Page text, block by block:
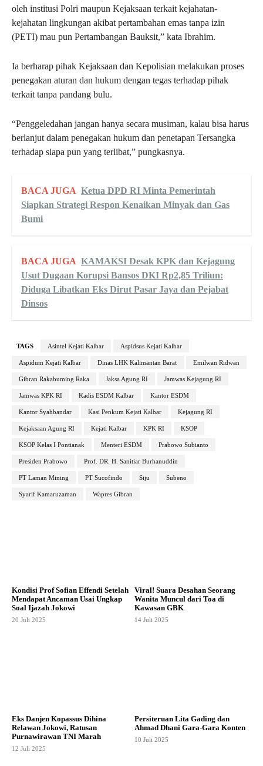
oleh institusi Polri maupun Kejaksaan terkait kejahatan-
kejahatan lingkungan akibat pertambahan emas tanpa izin
(PETI) mau pun Pertambangan Bauksit,” kata Ibrahim.
Ia berharap pihak Kejaksaan dan Kepolisian melakukan proses
penegakan aturan dan hukum dengan tegas terhadap pihak
terkait tanpa pandang bulu.
“Penggeledahan jangan hanya secara musiman, kalau bisa harus
berlanjut dalam penegakan hukum dan penetapan Tersangka
terhadap siapa pun yang terlibat,” pungkasnya.
BACA JUGA Ketua DPD RI Minta Pemerintah
Siapkan Strategi Respon Kenaikan Minyak dan Gas
Bumi
BACA JUGA KAMAKSI Desak KPK dan Kejagung
Usut Dugaan Korupsi Bansos DKI Rp2,85 Triliun:
Diduga Libatkan Eks Dirut Pasar Jaya dan Pejabat
Dinsos
TAGS Asintel Kejati Kalbar Aspidsus Kejati Kalbar
Aspidum Kejati Kalbar Dinas LHK Kalimantan Barat Emilwan Ridwan
Gibran Rakabuming Raka Jaksa Agung RI Jamwas Kejagung RI
Jamwas KPK RI Kadis ESDM Kalbar Kantor ESDM
Kantor Syahbandar Kasi Penkum Kejati Kalbar Kejagung RI
Kejaksaan Agung RI Kejati Kalbar KPK RI KSOP
KSOP Kelas I Pontianak Menteri ESDM Prabowo Subianto
Presiden Prabowo Prof. DR. H. Sanitiar Burhanuddin
PT Laman Mining PT Sucofindo Siju Subeno
Syarif Kamaruzaman Wapres Gibran
Kondisi Prof Sofian Effendi Setelah
Mendapat Ancaman Usai Ungkap
Soal Ijazah Jokowi
20 Juli 2025
Viral! Suara Desahan Seorang
Wanita Muncul dari Toa di
Kawasan GBK
14 Juli 2025
Eks Danjen Kopassus Dihina
Relawan Jokowi, Ratusan
Purnawirawan TNI Marah
12 Juli 2025
Persiteruan Lita Gading dan
Ahmad Dhani Gara-Gara Konten
10 Juli 2025